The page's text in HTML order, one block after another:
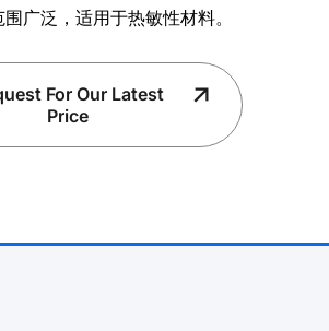
广泛，适用于热敏性材料。
For Our Latest
Price